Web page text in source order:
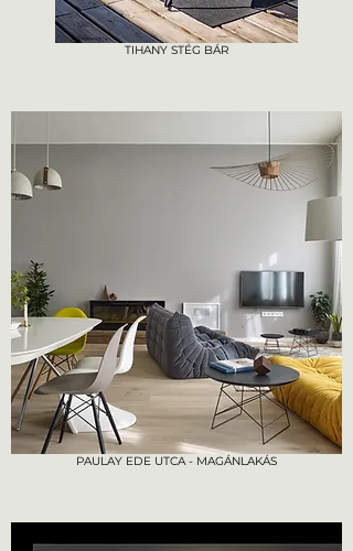
TIHANY STÉG BÁR
PAULAY EDE UTCA - MAGÁNLAKÁS